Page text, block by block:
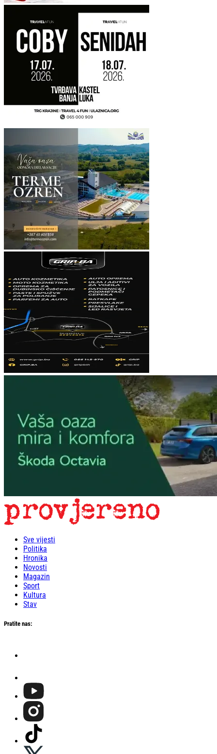
Sve vijesti
Politika
Hronika
Novosti
Magazin
Sport
Kultura
Stav
Pratite nas: